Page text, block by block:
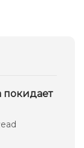
покидает